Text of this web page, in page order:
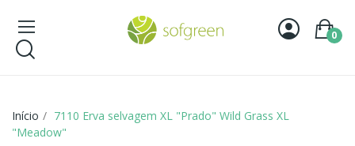
0
Início
7110 Erva selvagem XL "Prado" Wild Grass XL
"Meadow"